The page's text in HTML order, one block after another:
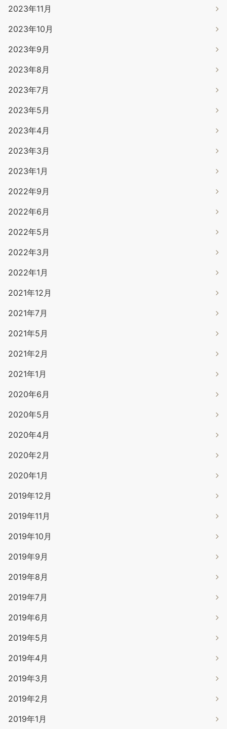
2023年11月
2023年10月
2023年9月
2023年8月
2023年7月
2023年5月
2023年4月
2023年3月
2023年1月
2022年9月
2022年6月
2022年5月
2022年3月
2022年1月
2021年12月
2021年7月
2021年5月
2021年2月
2021年1月
2020年6月
2020年5月
2020年4月
2020年2月
2020年1月
2019年12月
2019年11月
2019年10月
2019年9月
2019年8月
2019年7月
2019年6月
2019年5月
2019年4月
2019年3月
2019年2月
2019年1月